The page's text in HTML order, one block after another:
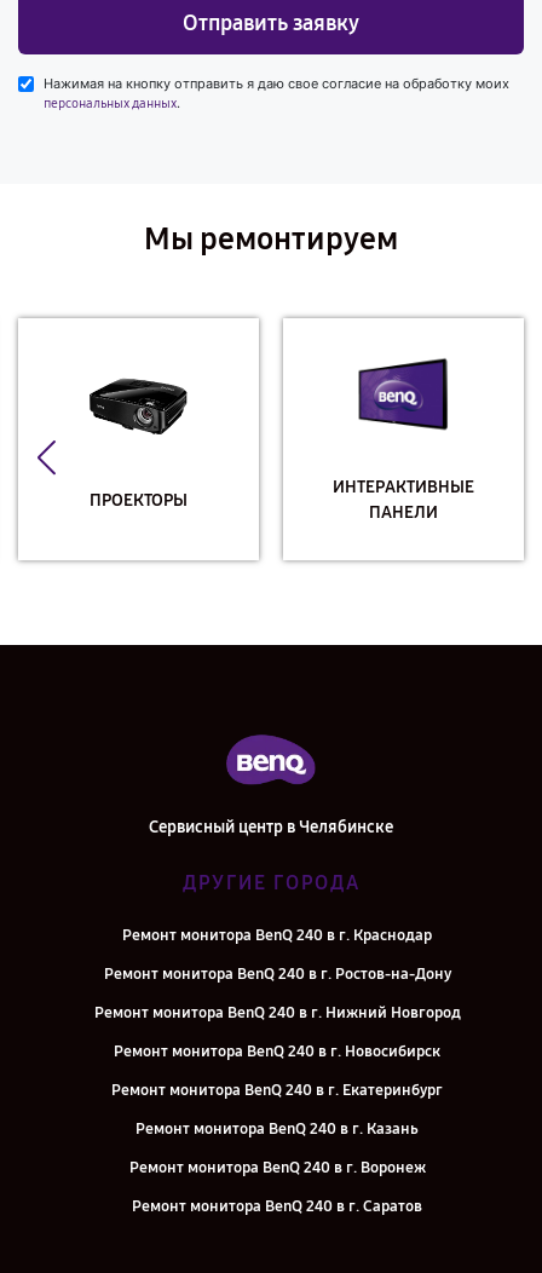
Отправить заявку
Нажимая на кнопку отправить я даю свое согласие на обработку моих
персональных данных.
Мы ремонтируем
ПРОЕКТОРЫ
ИНТЕРАКТИВНЫЕ
ПАНЕЛИ
Сервисный центр в Челябинске
ДРУГИЕ ГОРОДА
Ремонт монитора BenQ 240 в г. Краснодар
Ремонт монитора BenQ 240 в г. Ростов-на-Дону
Ремонт монитора BenQ 240 в г. Нижний Новгород
Ремонт монитора BenQ 240 в г. Новосибирск
Ремонт монитора BenQ 240 в г. Екатеринбург
Ремонт монитора BenQ 240 в г. Казань
Ремонт монитора BenQ 240 в г. Воронеж
Ремонт монитора BenQ 240 в г. Саратов